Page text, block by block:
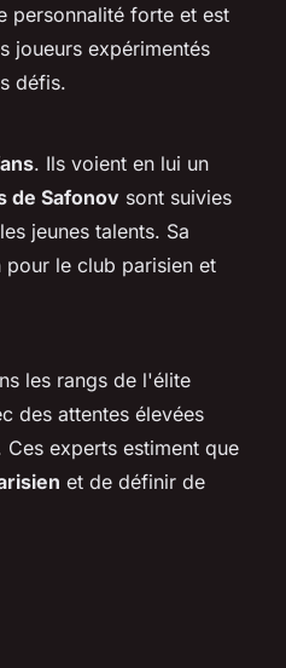
personnalité forte et est
joueurs expérimentés
défis.
. Ils voient en lui un
de Safonov sont suivies
jeunes talents. Sa
le club parisien et
les rangs de l'élite
des attentes élevées
experts estiment que
et de définir de